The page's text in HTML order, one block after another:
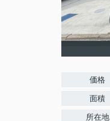
価格
面積
所在地